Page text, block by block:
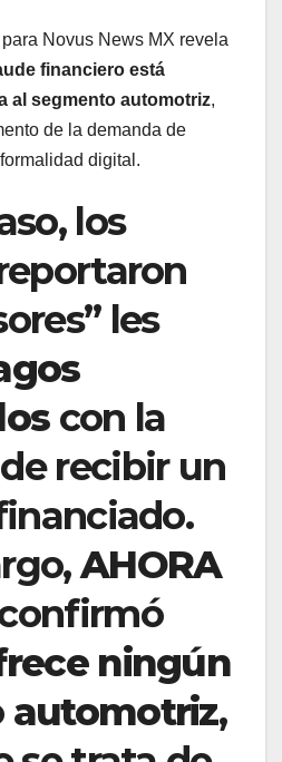
Novus News MX revela
financiero está
al segmento automotriz,
de la demanda de
digital.
los
les
con la
recibir un
AHORA
ningún
automotriz,